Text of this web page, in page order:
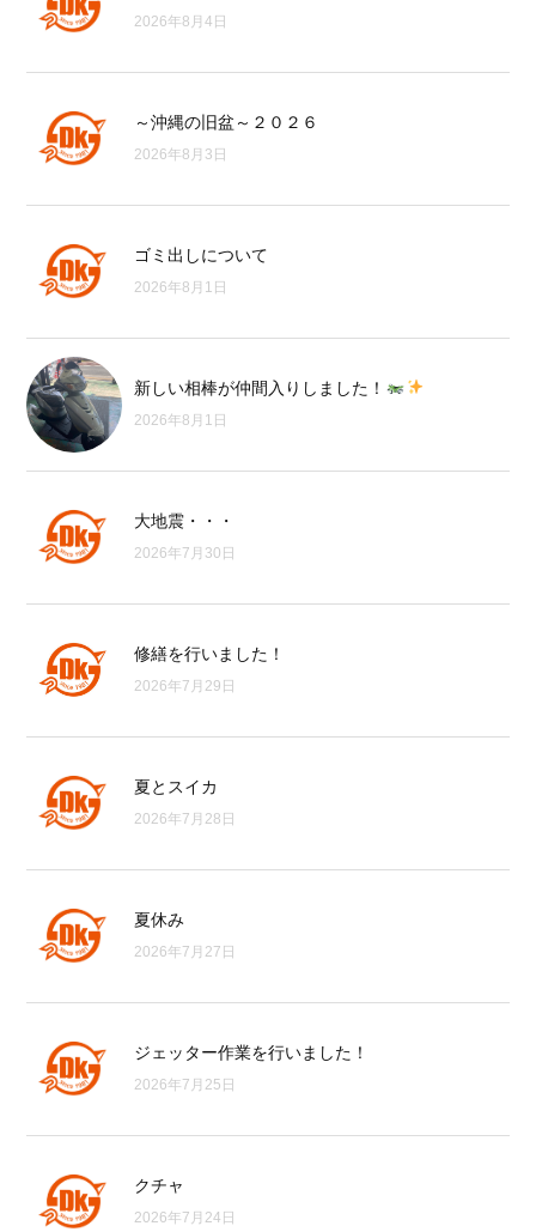
2026年8月4日
～沖縄の旧盆～２０２６
2026年8月3日
ゴミ出しについて
2026年8月1日
新しい相棒が仲間入りしました！
2026年8月1日
大地震・・・
2026年7月30日
修繕を行いました！
2026年7月29日
夏とスイカ
2026年7月28日
夏休み
2026年7月27日
ジェッター作業を行いました！
2026年7月25日
クチャ
2026年7月24日